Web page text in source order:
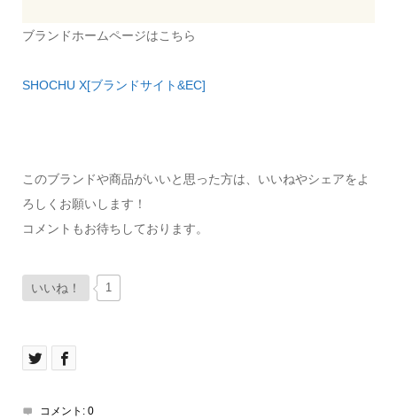
ブランドホームページはこちら
SHOCHU X[ブランドサイト&EC]
このブランドや商品がいいと思った方は、いいねやシェアをよ
ろしくお願いします！
コメントもお待ちしております。
いいね！ 1
コメント: 0